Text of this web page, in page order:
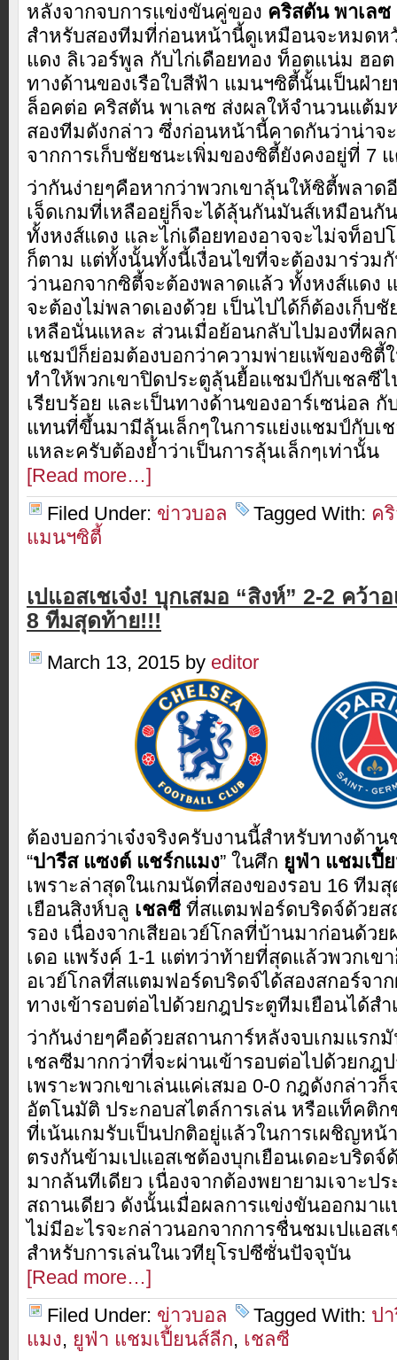
หลังจากจบการแข่งขันคู่ของ คริสตัน พาเลซ
สำหรับสองทีมที่ก่อนหน้านี้ดูเหมือนจะหมดห
แดง ลิเวอร์พูล กับไก่เดือยทอง ท็อตแน่ม ฮอต
ทางด้านของเรือใบสีฟ้า แมนฯซิตี้นั้นเป็นฝ่า
ล็อคต่อ คริสตัน พาเลซ ส่งผลให้จำนวนแต้ม
สองทีมดังกล่าว ซึ่งก่อนหน้านี้คาดกันว่าน่าจ
จากการเก็บชัยชนะเพิ่มของซิตี้ยังคงอยู่ที่ 7
ว่ากันง่ายๆคือหากว่าพวกเขาลุ้นให้ซิตี้พลาด
เจ็ดเกมที่เหลืออยู่ก็จะได้ลุ้นกันมันส์เหมือนกั
ทั้งหงส์แดง และไก่เดือยทองอาจจะไม่จท็อป
ก็ตาม แต่ทั้งนั้นทั้งนี้เงื่อนไขที่จะต้องมาร่วม
ว่านอกจากซิตี้จะต้องพลาดแล้ว ทั้งหงส์แดง
จะต้องไม่พลาดเองด้วย เป็นไปได้ก็ต้องเก็บ
เหลือนั่นแหละ ส่วนเมื่อย้อนกลับไปมองที่ผล
แชมป์ก็ย่อมต้องบอกว่าความพ่ายแพ้ของซิตี้
ทำให้พวกเขาปิดประตูลุ้นยื้อแชมป์กับเชลซีไ
เรียบร้อย และเป็นทางด้านของอาร์เซน่อล
แทนที่ขึ้นมามีลุ้นเล็กๆในการแย่งแชมป์กับ
แหละครับต้องย้ำว่าเป็นการลุ้นเล็กๆเท่านั้น
[Read more…]
Filed Under: ข่าวบอล Tagged With: ค
แมนฯซิตี้
เปแอสเชเจ๋ง! บุกเสมอ “สิงห์” 2-2 คว้า
8 ทีมสุดท้าย!!!
March 13, 2015 by editor
ต้องบอกว่าเจ๋งจริงครับงานนี้สำหรับทางด้าน
“ปารีส แซงต์ แชร์กแมง” ในศึก ยูฟ่า แชมเปี้
เพราะล่าสุดในเกมนัดที่สองของรอบ 16 ทีม
เยือนสิงห์บลู เชลซี ที่สแตมฟอร์ดบริดจ์ด้วย
รอง เนื่องจากเสียอเวย์โกลที่บ้านมาก่อนด้ว
เดอ แพร้งค์ 1-1 แต่ทว่าท้ายที่สุดแล้วพวกเข
อเวย์โกลที่สแตมฟอร์ดบริดจ์ได้สองสกอร์จา
ทางเข้ารอบต่อไปด้วยกฎประตูทีมเยือนได้สำ
ว่ากันง่ายๆคือด้วยสถานการ์หลังจบเกมแรก
เชลซีมากกว่าที่จะผ่านเข้ารอบต่อไปด้วยกฎ
เพราะพวกเขาเล่นแค่เสมอ 0-0 กฎดังกล่าว
อัตโนมัติ ประกอบสไตล์การเล่น หรือแท็คติ
ที่เน้นเกมรับเป็นปกติอยู่แล้วในการเผชิญห
ตรงกันข้ามเปแอสเชต้องบุกเยือนเดอะบริด
มากล้นทีเดียว เนื่องจากต้องพยายามเจาะป
สถานเดียว ดังนั้นเมื่อผลการแข่งขันออกมา
ไม่มีอะไรจะกล่าวนอกจากการชื่นชมเปแอสเ
สำหรับการเล่นในเวทียุโรปซีซั่นปัจจุบัน
[Read more…]
Filed Under: ข่าวบอล Tagged With: ป
แมง, ยูฟ่า แชมเปี้ยนส์ลีก, เชลซี